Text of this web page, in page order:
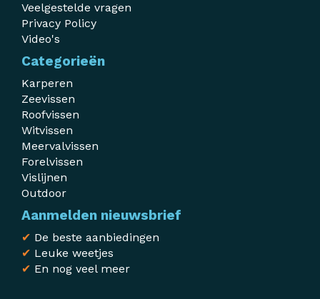
Veelgestelde vragen
Privacy Policy
Video's
Categorieën
Karperen
Zeevissen
Roofvissen
Witvissen
Meervalvissen
Forelvissen
Vislijnen
Outdoor
Aanmelden nieuwsbrief
✔ De beste aanbiedingen
✔ Leuke weetjes
✔ En nog veel meer